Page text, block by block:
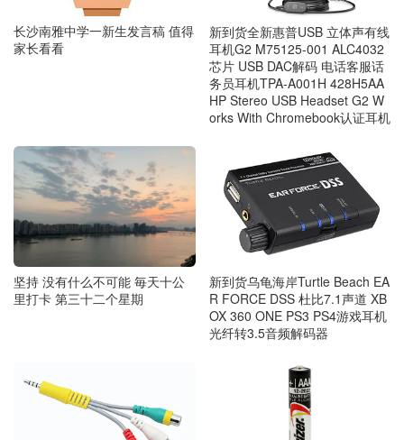
长沙南雅中学一新生发言稿 值得
家长看看
新到货全新惠普USB 立体声有线
耳机G2 M75125-001 ALC4032
芯片 USB DAC解码 电话客服话
务员耳机TPA-A001H 428H5AA
HP Stereo USB Headset G2 W
orks With Chromebook认证耳机
坚持 没有什么不可能 毎天十公
里打卡 第三十二个星期
新到货乌龟海岸Turtle Beach EA
R FORCE DSS 杜比7.1声道 XB
OX 360 ONE PS3 PS4游戏耳机
光纤转3.5音频解码器